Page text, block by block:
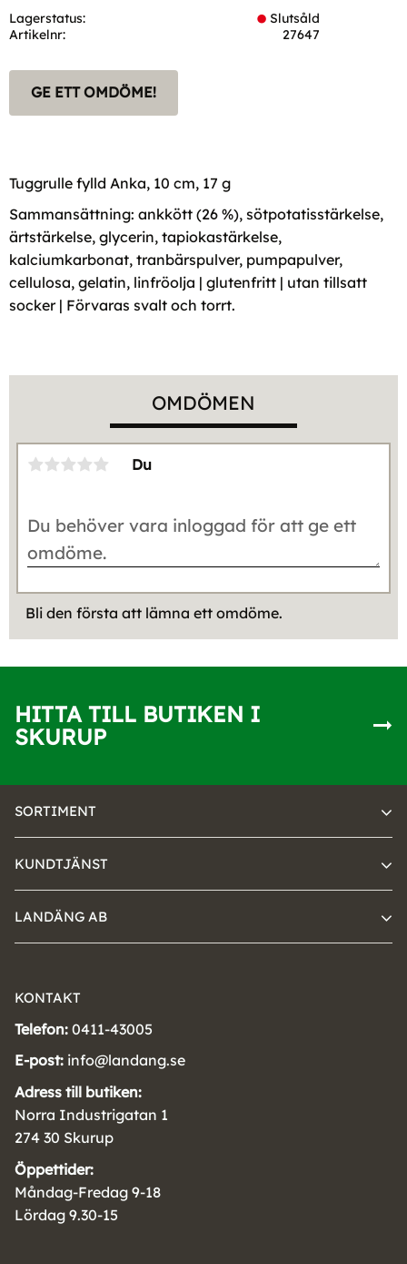
Lagerstatus
Slutsåld
Artikelnr
27647
GE ETT OMDÖME!
Tuggrulle fylld Anka, 10 cm, 17 g
Sammansättning: ankkött (26 %), sötpotatisstärkelse,
ärtstärkelse, glycerin, tapiokastärkelse,
kalciumkarbonat, tranbärspulver, pumpapulver,
cellulosa, gelatin, linfröolja | glutenfritt | utan tillsatt
socker | Förvaras svalt och torrt.
OMDÖMEN
Du
Bli den första att lämna ett omdöme.
HITTA TILL BUTIKEN I
SKURUP
SORTIMENT
KUNDTJÄNST
LANDÄNG AB
KONTAKT
Telefon: 0411-43005
E-post: info@landang.se
Adress till butiken:
Norra Industrigatan 1
274 30 Skurup
Öppettider:
Måndag-Fredag 9-18
Lördag 9.30-15